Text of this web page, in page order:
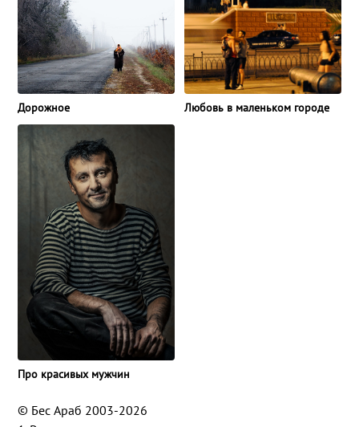
Дорожное Любовь в маленьком городе
Про красивых мужчин
© Бес Араб 2003-2026